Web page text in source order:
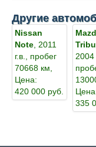
Другие
Nissan
Note, 2011
г.в., пробег
70668 км,
Цена:
420 000 руб.
2004
335